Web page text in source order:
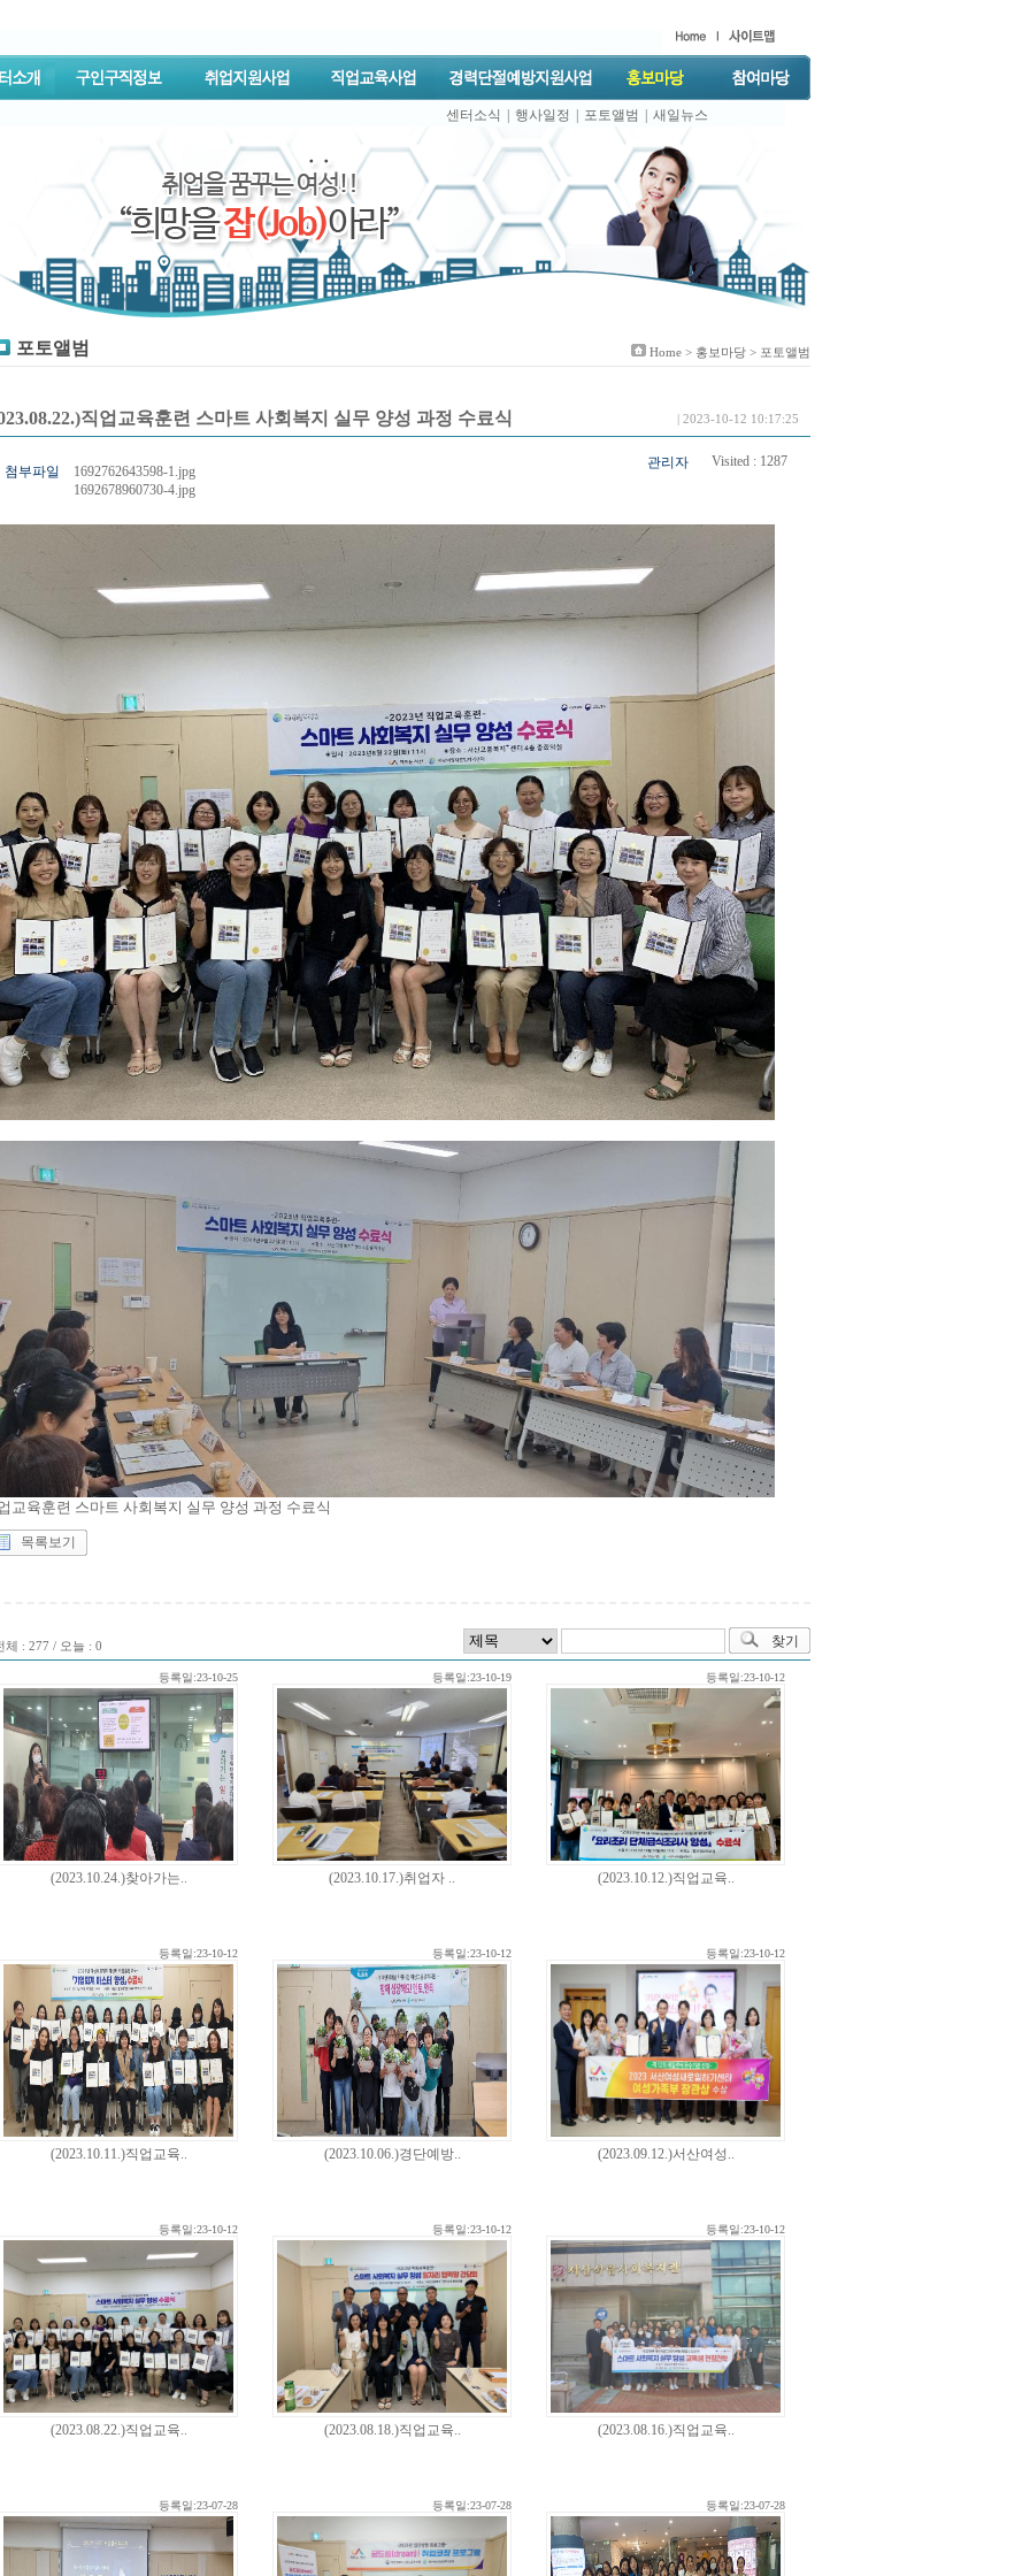
센터소식 행사일정 포토앨범 새일뉴스
포토앨범 Home > 홍보마당 > 포토앨범
직업교육훈련 스마트 사회복지 실무 양성 과정 수료식 | 2023-10-12 10:17:25
관리자 Visited : 1287
첨부파일
1692762643598-1.jpg
1692678960730-4.jpg
교육훈련 스마트 사회복지 실무 양성 과정 수료식
목록보기
체 : 277 / 오늘 : 0
등록일:23-10-25
(2023.10.24.)찾아가는..
등록일:23-10-19
(2023.10.17.)취업자 ..
등록일:23-10-12
(2023.10.12.)직업교육..
등록일:23-10-12
(2023.10.11.)직업교육..
등록일:23-10-12
(2023.10.06.)경단예방..
등록일:23-10-12
(2023.09.12.)서산여성..
등록일:23-10-12
(2023.08.22.)직업교육..
등록일:23-10-12
(2023.08.18.)직업교육..
등록일:23-10-12
(2023.08.16.)직업교육..
등록일:23-07-28 등록일:23-07-28 등록일:23-07-28